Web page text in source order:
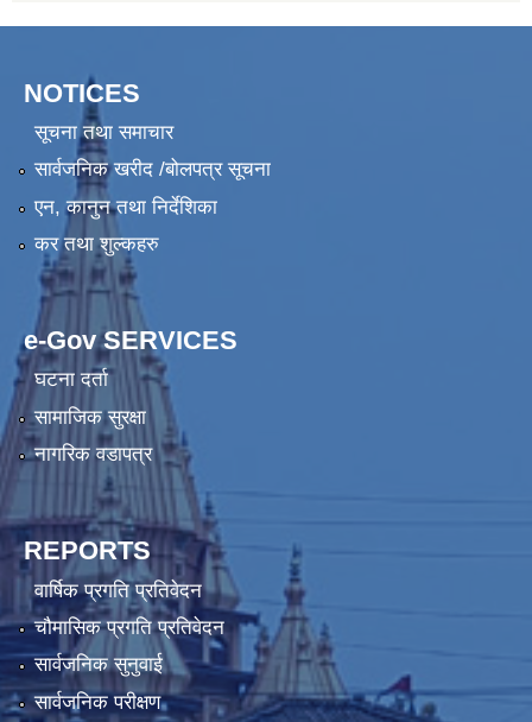
NOTICES
सूचना तथा समाचार
सार्वजनिक खरीद /बोलपत्र सूचना
एन, कानुन तथा निर्देशिका
कर तथा शुल्कहरु
e-Gov SERVICES
घटना दर्ता
सामाजिक सुरक्षा
नागरिक वडापत्र
REPORTS
वार्षिक प्रगति प्रतिवेदन
चौमासिक प्रगति प्रतिवेदन
सार्वजनिक सुनुवाई
सार्वजनिक परीक्षण